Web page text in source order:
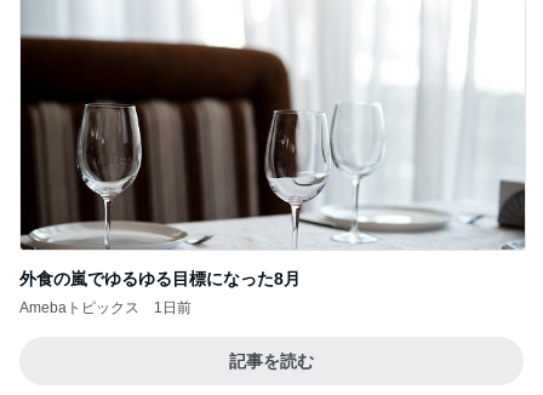
外食の嵐でゆるゆる目標になった8月
Amebaトピックス 1日前
記事を読む